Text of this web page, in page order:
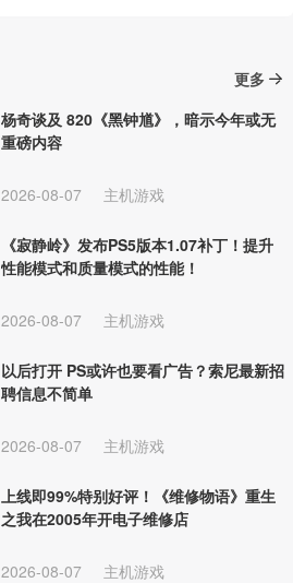
更多
杨奇谈及 820《黑钟馗》，暗示今年或无
重磅内容
2026-08-07 主机游戏
《寂静岭》发布PS5版本1.07补丁！提升
性能模式和质量模式的性能！
2026-08-07 主机游戏
以后打开 PS或许也要看广告？索尼最新招
聘信息不简单
2026-08-07 主机游戏
上线即99%特别好评！《维修物语》重生
之我在2005年开电子维修店
2026-08-07 主机游戏